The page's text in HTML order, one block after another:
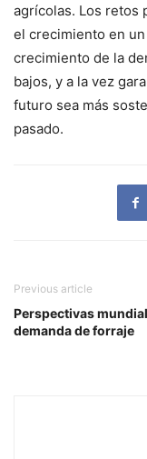
agrícolas. Los retos
el crecimiento en
crecimiento de la
bajos, y a la vez
futuro sea más
pasado.
Previous article
Perspectivas
demanda de forraje